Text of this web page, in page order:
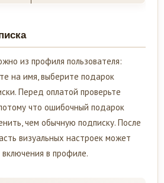
из профиля пользователя:
на имя, выберите подарок
Перед оплатой проверьте
что ошибочный подарок
чем обычную подписку. После
визуальных настроек может
в профиле.